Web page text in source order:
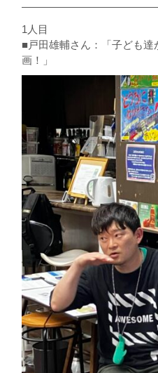
1人目
■戸田雄輔さん：「子ども
画！」